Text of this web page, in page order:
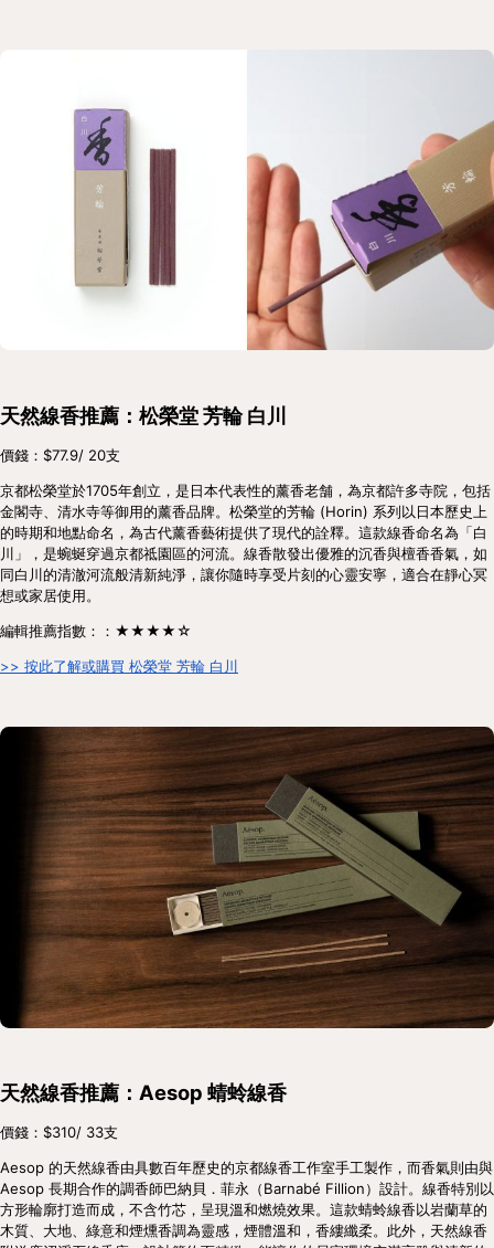
天然線香推薦：松榮堂 芳輪 白川
價錢：$77.9/ 20支
京都松榮堂於1705年創立，是日本代表性的薰香老舗，為京都許多寺院，包括
金閣寺、清水寺等御用的薰香品牌。松榮堂的芳輪 (Horin) 系列以日本歷史上
的時期和地點命名，為古代薰香藝術提供了現代的詮釋。這款線香命名為「白
川」，是蜿蜒穿過京都祗園區的河流。線香散發出優雅的沉香與檀香香氣，如
同白川的清澈河流般清新純淨，讓你隨時享受片刻的心靈安寧，適合在靜心冥
想或家居使用。
編輯推薦指數：：★★★★☆
>> 按此了解或購買 松榮堂 芳輪 白川
天然線香推薦：Aesop 蜻蛉線香
價錢：$310/ 33支
Aesop 的天然線香由具數百年歷史的京都線香工作室手工製作，而香氣則由與
Aesop 長期合作的調香師巴納貝．菲永（Barnabé Fillion）設計。線香特別以
方形輪廓打造而成，不含竹芯，呈現溫和燃燒效果。這款蜻蛉線香以岩蘭草的
木質、大地、綠意和煙燻香調為靈感，煙體溫和，香縷纖柔。此外，天然線香